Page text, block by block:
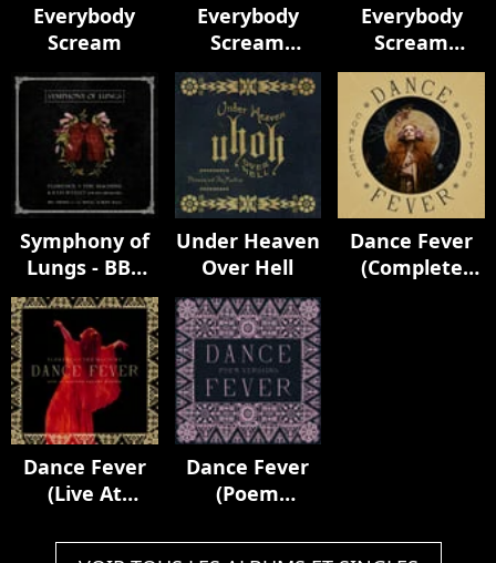
Everybody
Scream
Everybody
Scream
(Chamber
Version)
Everybody
Scream
(Chamber
Version)
Symphony of
Lungs - BBC
Proms at the
Royal Albert
Hall
Under Heaven
Over Hell
Dance Fever
(Complete
Dance Fever
(Live At
Square
Dance Fever
(Poem